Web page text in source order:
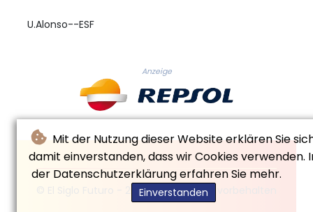
Mit der Nutzung dieser Website erklären Sie
damit einverstanden, dass wir Cookies verwenden.
der Datenschutzerklärung erfahren Sie mehr.
Einverstanden
U.Alonso--ESF
Anzeige
© El Siglo Futuro - 2026 - Alle Rechte vorbehalten